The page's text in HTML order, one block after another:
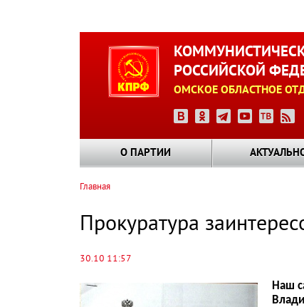
РОССИЙСКОЙ
ОМСКОЕ ОБЛАСТНОЕ
О ПАРТИИ
навигации
Главная
Прокуратура
30.10 11:57
Наш